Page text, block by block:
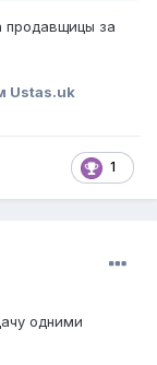
продавщицы за
Ustas.uk
1
одними